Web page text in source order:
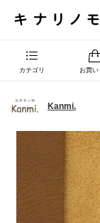
カテゴリ お買い
Kanmi.